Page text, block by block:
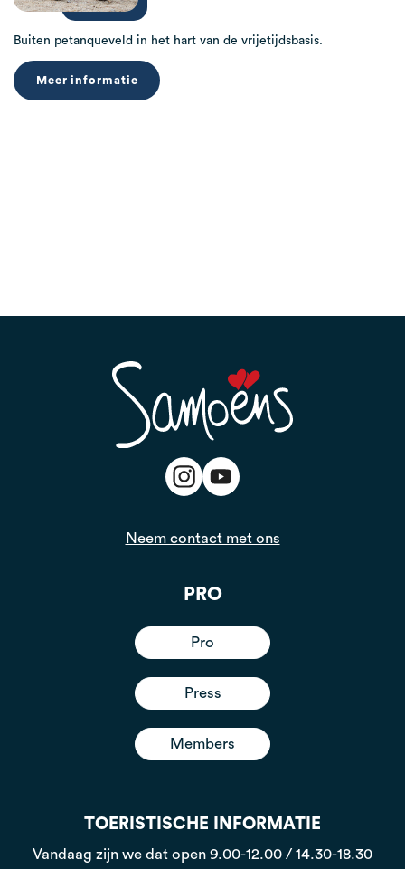
Buiten petanqueveld in het hart van de vrijetijdsbasis.
Meer informatie
Neem contact met ons
PRO
Pro
Press
Members
TOERISTISCHE INFORMATIE
Vandaag zijn we dat open 9.00-12.00 / 14.30-18.30